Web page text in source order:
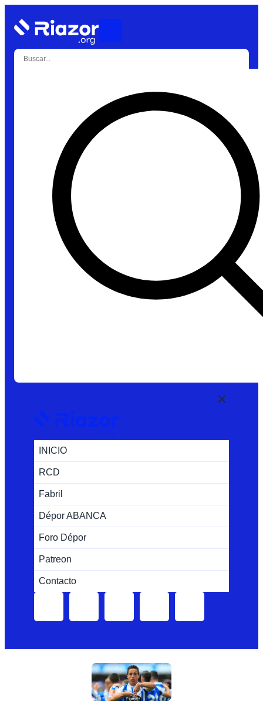
INICIO
RCD
Fabril
Dépor ABANCA
Foro Dépor
Patreon
Contacto